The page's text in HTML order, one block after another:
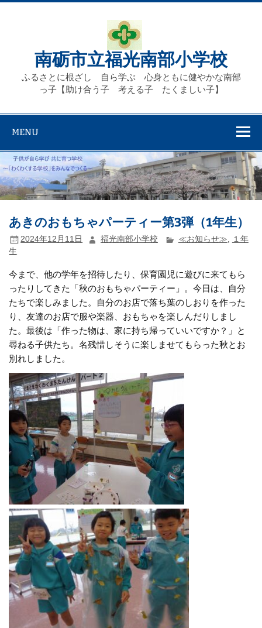
Skip
南砺市立福光南部小学校
ふるさとに根ざし 自ら学ぶ 心身ともに健やかな南部
っ子【助け合う子 考える子 たくましい子】
MENU
あきのおもちゃパーティー第3弾（1年生）
2024年12月11日 福光南部小学校 ≪お知らせ≫, １年
生
今まで、他の学年を招待したり、保育園児に遊びに来てもら
ったりしてきた「秋のおもちゃパーティー」。今日は、自分
たちで楽しみました。自分のお店で落ち葉のしおりを作った
り、友達のお店で服や楽器、おもちゃを楽しんだりしまし
た。最後は「作った物は、家に持ち帰っていいですか？」と
尋ねる子供たち。名残惜しそうに楽しませてもらった秋とお
別れしました。